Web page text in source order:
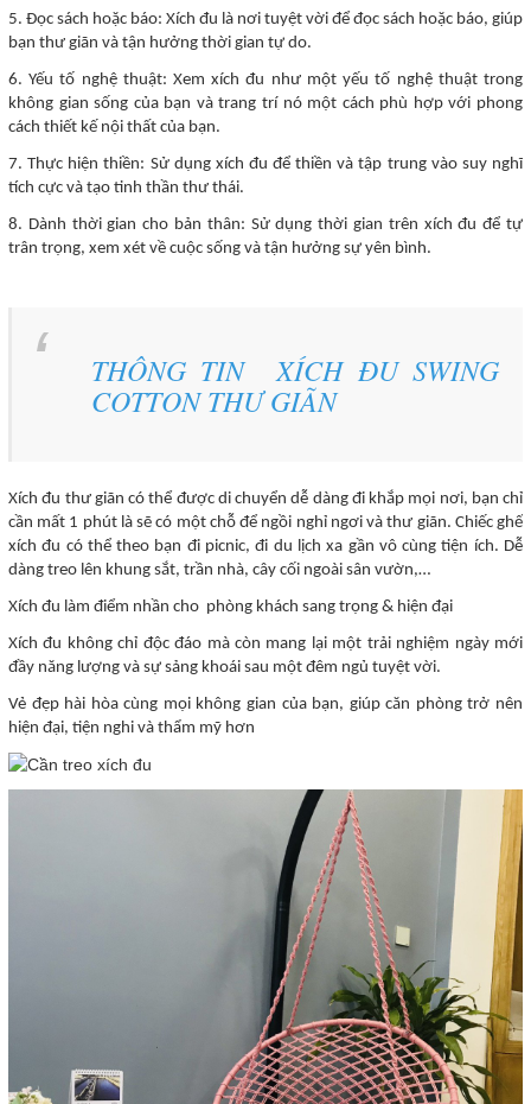
5. Đọc sách hoặc báo: Xích đu là nơi tuyệt vời để đọc sách hoặc báo, giúp
bạn thư giãn và tận hưởng thời gian tự do.
6. Yếu tố nghệ thuật: Xem xích đu như một yếu tố nghệ thuật trong
không gian sống của bạn và trang trí nó một cách phù hợp với phong
cách thiết kế nội thất của bạn.
7. Thực hiện thiền: Sử dụng xích đu để thiền và tập trung vào suy nghĩ
tích cực và tạo tinh thần thư thái.
8. Dành thời gian cho bản thân: Sử dụng thời gian trên xích đu để tự
trân trọng, xem xét về cuộc sống và tận hưởng sự yên bình.
THÔNG TIN
XÍCH ĐU SWING
COTTON THƯ GIÃN
Xích đu thư giãn có thể được di chuyển dễ dàng đi khắp mọi nơi, bạn chỉ
cần mất 1 phút là sẽ có một chỗ để ngồi nghỉ ngơi và thư giãn. Chiếc ghế
xích đu có thể theo bạn đi picnic, đi du lịch xa gần vô cùng tiện ích. Dễ
dàng treo lên khung sắt, trần nhà, cây cối ngoài sân vườn,…
Xích đu làm điểm nhần cho phòng khách sang trọng & hiện đại
Xích đu không chỉ độc đáo mà còn mang lại một trải nghiệm ngày mới
đầy năng lượng và sự sảng khoái sau một đêm ngủ tuyệt vời.
Vẻ đẹp hài hòa cùng mọi không gian của bạn, giúp căn phòng trở nên
hiện đại, tiện nghi và thẩm mỹ hơn